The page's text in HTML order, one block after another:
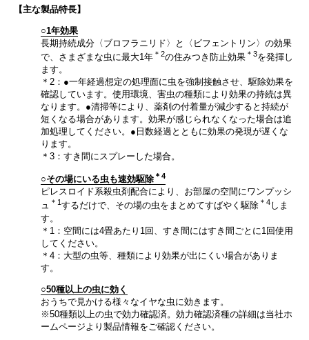
【主な製品特長】
○1年効果
長期持続成分〈ブロフラニリド〉と〈ビフェントリン〉の効果
で、さまざまな虫に最大1年 ＊2の住みつき防止効果 ＊3を発揮し
ます。
＊2：●一年経過想定の処理面に虫を強制接触させ、駆除効果を
確認しています。使用環境、害虫の種類により効果の持続は異
なります。●清掃等により、薬剤の付着量が減少すると持続が
短くなる場合があります。効果が感じられなくなった場合は追
加処理してください。●日数経過とともに効果の発現が遅くな
ります。
＊3：すき間にスプレーした場合。
○その場にいる虫も速効駆除 ＊4
ピレスロイド系殺虫剤配合により、お部屋の空間にワンプッシ
ュ ＊1 するだけで、その場の虫をまとめてすばやく駆除 ＊4しま
す。
＊1：空間には4畳あたり1回、すき間にはすき間ごとに1回使用
してください。
＊4：大型の虫等、種類により効果が出にくい場合がありま
す。
○50種以上の虫に効く
おうちで見かける様々なイヤな虫に効きます。
※50種類以上の虫で効力確認済。効力確認済種の詳細は当社ホ
ームページより製品情報をご確認ください。